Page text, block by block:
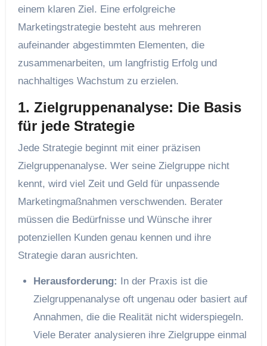
einem klaren Ziel. Eine erfolgreiche
Marketingstrategie besteht aus mehreren
aufeinander abgestimmten Elementen, die
zusammenarbeiten, um langfristig Erfolg und
nachhaltiges Wachstum zu erzielen.
1. Zielgruppenanalyse: Die Basis
für jede Strategie
Jede Strategie beginnt mit einer präzisen
Zielgruppenanalyse. Wer seine Zielgruppe nicht
kennt, wird viel Zeit und Geld für unpassende
Marketingmaßnahmen verschwenden. Berater
müssen die Bedürfnisse und Wünsche ihrer
potenziellen Kunden genau kennen und ihre
Strategie daran ausrichten.
Herausforderung: In der Praxis ist die
Zielgruppenanalyse oft ungenau oder basiert auf
Annahmen, die die Realität nicht widerspiegeln.
Viele Berater analysieren ihre Zielgruppe einmal